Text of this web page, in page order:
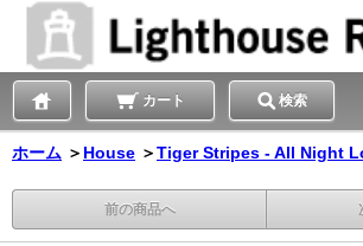
カート 検索
ホーム ＞ House ＞Tiger Stripes - All Night
前の商品へ